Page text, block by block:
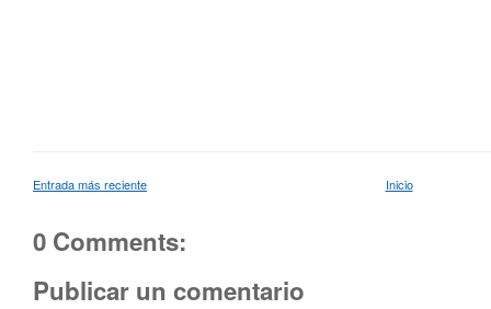
Entrada más reciente Inicio
0 Comments:
Publicar un comentario